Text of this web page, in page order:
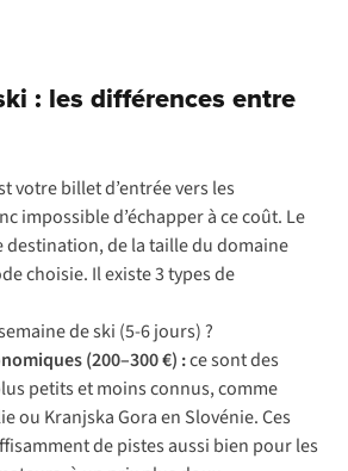
: les différences entre
votre billet d’entrée vers les
impossible d’échapper à ce coût. Le
destination, de la taille du domaine
choisie. Il existe 3 types de
de ski (5-6 jours) ?
(200–300 €) :ce sont des
petits et moins connus, comme
ou Kranjska Gora en Slovénie. Ces
de pistes aussi bien pour les